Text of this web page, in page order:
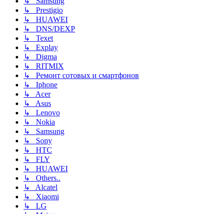
↳ Prestigio
↳ HUAWEI
↳ DNS/DEXP
↳ Texet
↳ Explay
↳ Digma
↳ RITMIX
↳ Ремонт сотовых и смартфонов
↳ Iphone
↳ Acer
↳ Asus
↳ Lenovo
↳ Nokia
↳ Samsung
↳ Sony
↳ HTC
↳ FLY
↳ HUAWEI
↳ Others..
↳ Alcatel
↳ Xiaomi
↳ LG